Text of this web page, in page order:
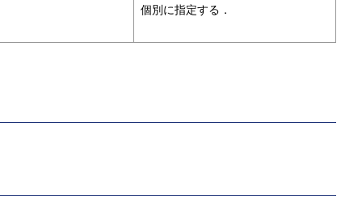
個別に指定する．